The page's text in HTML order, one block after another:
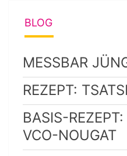
BLOG
MESSBAR
REZEPT:
BASIS-
VCO-NOUGAT